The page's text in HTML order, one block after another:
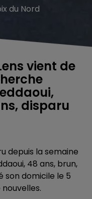
du Nord
vient de
disparu
depuis la semaine
48 ans, brun,
son domicile le 5